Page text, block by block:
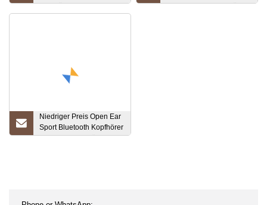
Kopfhörer Air Earbuds
Mobiles Autoladegerät
Niedriger Preis Open Ear
Sport Bluetooth Kopfhörer
Drahtlose Kopfhörer